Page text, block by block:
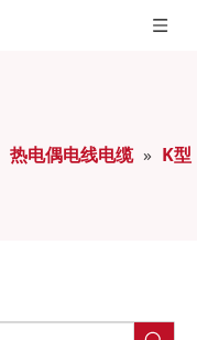
热电偶电线电缆 » K型